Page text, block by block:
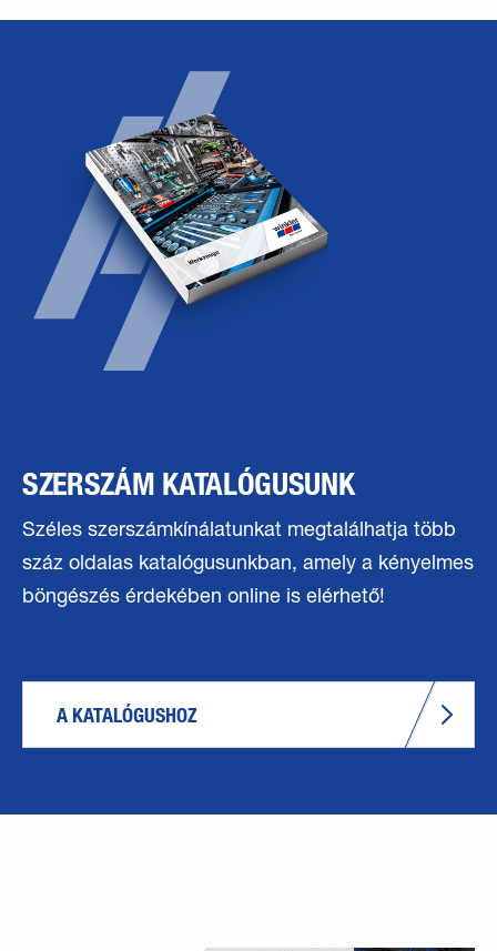
SZERSZÁM KATALÓGUSUNK
Széles szerszámkínálatunkat megtalálhatja több
száz oldalas katalógusunkban, amely a kényelmes
böngészés érdekében online is elérhető!
A KATALÓGUSHOZ